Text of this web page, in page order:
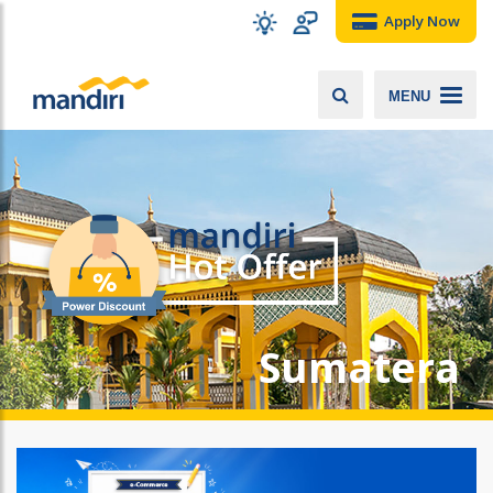
Apply Now
MENU
Sumatera